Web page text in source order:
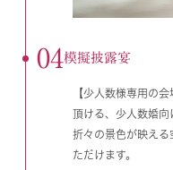
04模擬披露宴
【少人数様専用の
頂ける、少人数婚
折々の景色が映える
ただけます。